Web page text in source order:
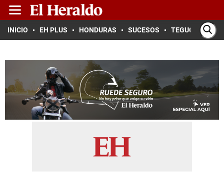
INICIO EH PLUS HONDURAS SUCESOS TEGUCIGALPA